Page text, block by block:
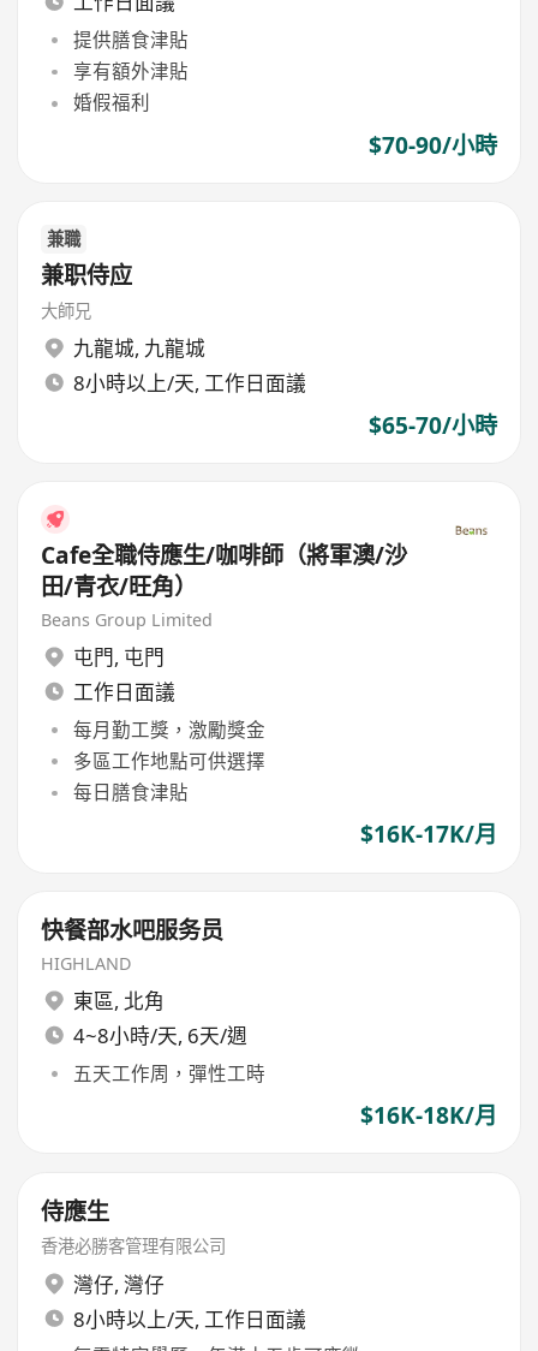
提供膳食津貼
享有額外津貼
婚假福利
$70-90/小時
兼職
兼职侍应
大師兄
九龍城, 九龍城
8小時以上/天, 工作日面議
$65-70/小時
Cafe全職侍應生/咖啡師（將軍澳/沙
田/青衣/旺角）
Beans Group Limited
屯門, 屯門
工作日面議
每月勤工獎，激勵獎金
多區工作地點可供選擇
每日膳食津貼
$16K-17K/月
快餐部水吧服务员
HIGHLAND
東區, 北角
4~8小時/天, 6天/週
五天工作周，彈性工時
$16K-18K/月
侍應生
香港必勝客管理有限公司
灣仔, 灣仔
8小時以上/天, 工作日面議